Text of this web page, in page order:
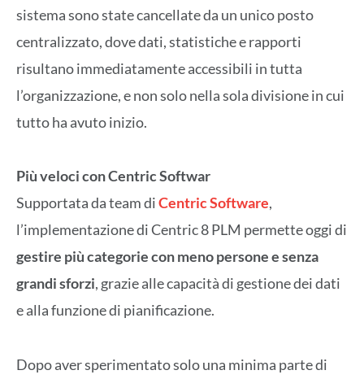
sistema sono state cancellate da un unico posto
centralizzato, dove dati, statistiche e rapporti
risultano immediatamente accessibili in tutta
l’organizzazione, e non solo nella sola divisione in cui
tutto ha avuto inizio.
Più veloci con Centric Softwar
Supportata da team diCentric Software,
l’implementazione di Centric 8 PLM permette oggi di
gestire più categorie con meno persone e senza
grandi sforzi, grazie alle capacità di gestione dei dati
e alla funzione di pianificazione.
Dopo aver sperimentato solo una minima parte di